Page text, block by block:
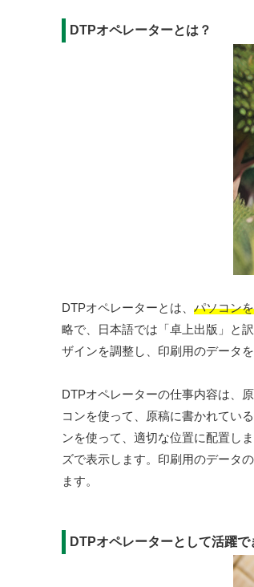
DTPオペレーターとは？
DTPオペレーターとは、 パソコン
略で、日本語では「卓上出版」と
ザインを調整し、印刷用のデータを
DTPオペレーターの仕事内容は、
コンを使って、原稿に書かれてい
ンを使って、適切な位置に配置し
ズで表示します。印刷用のデータ
ます。
DTPオペレーターとして活躍で